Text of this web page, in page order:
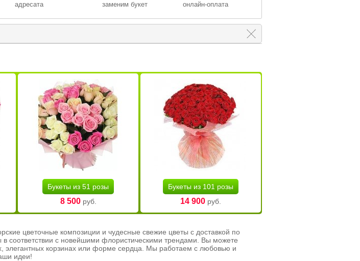
адресата
заменим букет
онлайн-оплата
Букеты из 51 розы
8 500руб.
Букеты из 101 розы
14 900руб.
цветочные композиции и чудесные свежие цветы с доставкой по
соответствии с новейшими флористическими трендами. Вы можете
элегантных корзинах или форме сердца. Мы работаем с любовью и
идеи!